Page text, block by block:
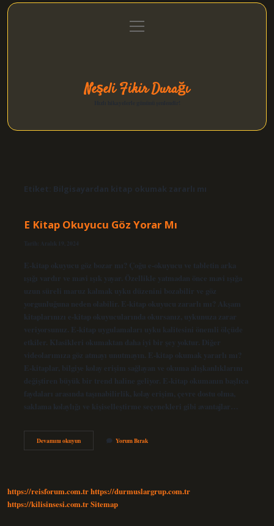
Gizlilik Politikası
menüyü
aç
Neşeli Fikir Durağı
Etiket: Bilgisayardan kitap okumak zararlı mı
E Kitap Okuyucu Göz Yorar Mı
Tarih: Aralık 19, 2024
E-kitap okuyucu göz bozar mı? Çoğu e-okuyucu ve tabletin arka
ışığı vardır ve mavi ışık yayar. Özellikle yatmadan önce mavi ışığa
uzun süreli maruz kalmak uyku düzenini bozabilir ve göz
yorgunluğuna neden olabilir. E-kitap okuyucu zararlı mı? Akşam
kitaplarınızı e-kitap okuyucularında okursanız, uykunuza zarar
veriyorsunuz. E-kitap uygulamaları uyku kalitesini önemli ölçüde
etkiler. Klasikleri okumaktan daha iyi bir şey yoktur. Diğer
videolarımıza göz atmayı unutmayın. E-kitap okumak yararlı mı?
E-kitaplar, bilgiye kolay erişim sağlayan ve okuma alışkanlıklarını
değiştiren büyük bir trend haline geliyor. E-kitap okumanın başlıca
faydaları arasında taşınabilirlik, kolay erişim, çevre dostu olma,
saklama kolaylığı ve kişiselleştirme seçenekleri gibi avantajlar…
Devamını okuyunE
Kitap
Yorum Bırak
https://reisforum.com.trhttps://durmuslargrup.com.tr
https://kilisinsesi.com.trSitemap